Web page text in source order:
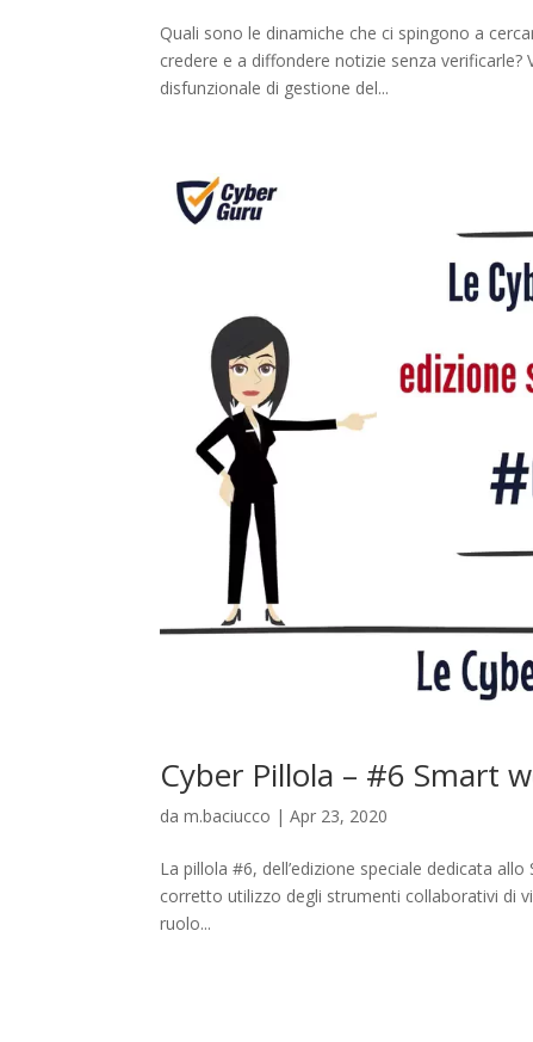
Quali sono le dinamiche che ci spingono a
credere e a diffondere notizie senza
disfunzionale di gestione del...
Cyber Pillola – #6 Smart
dam.baciucco |Apr 23, 2020
La pillola #6, dell’edizione speciale dedicata
corretto utilizzo degli strumenti collaborativi di
ruolo...